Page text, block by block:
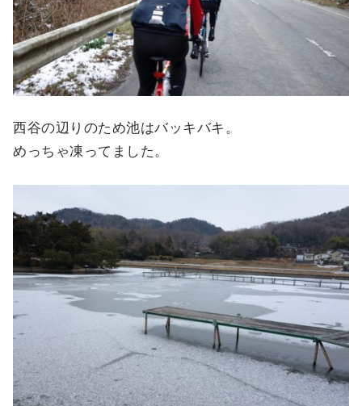
西谷の辺りのため池はバッキバキ。
めっちゃ凍ってました。